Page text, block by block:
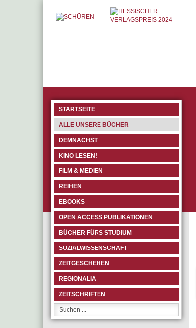
STARTSEITE
ALLE UNSERE BÜCHER
DEMNÄCHST
KINO LESEN!
FILM & MEDIEN
REIHEN
EBOOKS
OPEN ACCESS PUBLIKATIONEN
BÜCHER FÜRS STUDIUM
SOZIALWISSENSCHAFT
ZEITGESCHEHEN
REGIONALIA
ZEITSCHRIFTEN